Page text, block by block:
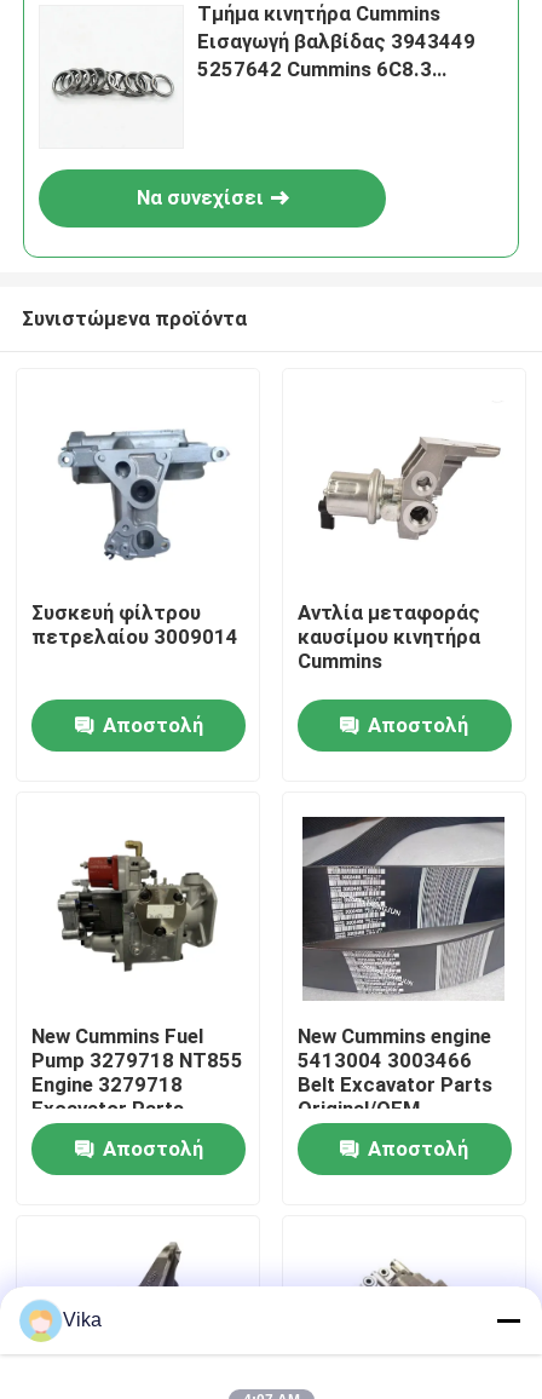
Αρχική Σελίδα
Σχετικά με εμάς
Γύρος εργοστασίων
επαφή
Νέα
Ανταλλακτικά Liugong
Ανταλλακτικά Cummins
Τμήμα κινητήρα Cummins
Εισαγωγή βαλβίδας 3943449
5257642 Cummins 6C8.3
Να συνεχίσει
Συνιστώμενα προϊόντα
Συσκευή φίλτρου
πετρελαίου 3009014
Αποστολή
Αντλία μεταφοράς
καυσίμου κινητήρα
Cummins
Αποστολή
New Cummins Fuel
Pump 3279718 NT855
Engine 3279718
Excavator Parts
Original/OEM
Αποστολή
New Cummins engine
5413004 3003466
Belt Excavator Parts
Original/OEM
Αποστολή
Vika